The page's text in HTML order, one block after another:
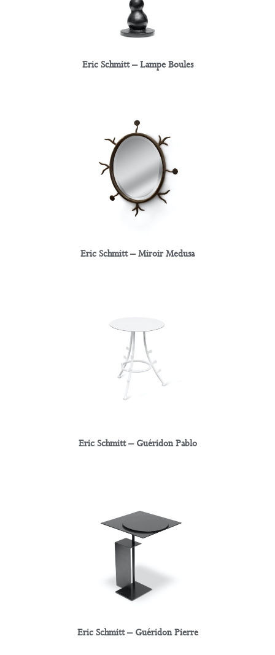
Eric Schmitt – Lampe Boules
Eric Schmitt – Miroir Medusa
Eric Schmitt – Guéridon Pablo
Eric Schmitt – Guéridon Pierre